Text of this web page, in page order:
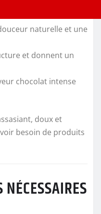
naturelle et une
et donnent un
chocolat intense
doux et
besoin de produits